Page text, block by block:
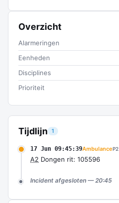
Tijdlijn 1
17 Jun 09:45:39AmbulanceP2
A2 Dongen rit: 105596
Incident afgesloten — 20:45
Overzicht
Alarmeringen
Eenheden
Disciplines
Prioriteit